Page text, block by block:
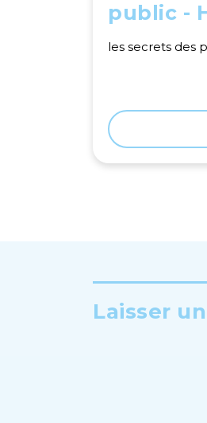
public -
les secrets des
Laisser